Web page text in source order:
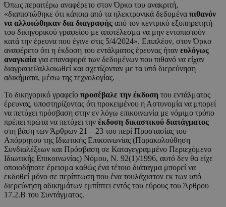
Όπως περαιτέρω αναφέρετο στον Όρκο του ανακριτή,
«διαπιστώθηκε ότι κάποια από τα ηλεκτρονικά δεδομένα πιθανόν
να αλλοιώθηκαν δια διαγραφής από τον κεντρικό εξυπηρετητή
του δικηγορικού γραφείου με αποτέλεσμα να μην εντοπιστούν
κατά την έρευνα που έγινε στις 5/4/2024». Επιπλέον, στον Όρκο
αναφέρετο ότι η έκδοση του εντάλματος έρευνας ήταν ευλόγως
αναγκαία για επαναφορά των δεδομένων που πιθανό να είχαν
διαγραφεί/αλλοιωθεί και σχετίζονταν με τα υπό διερεύνηση
αδικήματα, μέσω της τεχνολογίας.
Το δικηγορικό γραφείο προσέβαλε την έκδοση του εντάλματος
έρευνας, υποστηρίζοντας ότι προκειμένου η Αστυνομία να μπορεί
να πετύχει πρόσβαση στην εν λόγω επικοινωνία με νόμιμο τρόπο
πρέπει πρώτα να πετύχει την έκδοση δικαστικού διατάγματος
στη βάση των Άρθρων 21 – 23 του περί Προστασίας του
Απόρρητου της Ιδιωτικής Επικοινωνίας (Παρακολούθηση
Συνδιαλέξεων και Πρόσβαση σε Καταγεγραμμένο Περιεχόμενο
Ιδιωτικής Επικοινωνίας) Νόμου, Ν. 92(1)/1996, αυτό δεν θα είχε
οποιοδήποτε έρεισμα καθώς ένα τέτοιο διάταγμα μπορεί να
εκδοθεί μόνο σε περίπτωση που ένα τουλάχιστον εκ των υπό
διερεύνηση αδικημάτων εμπίπτει εντός του εύρους του Άρθρου
17.2.Β του Συντάγματος.